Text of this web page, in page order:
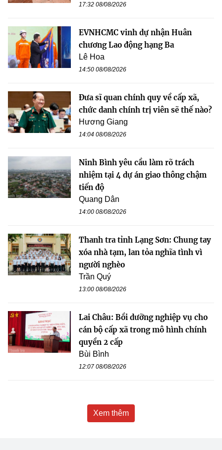
17:32 08/08/2026
EVNHCMC vinh dự nhận Huân
chương Lao động hạng Ba
Lê Hoa
14:50 08/08/2026
Đưa sĩ quan chính quy về cấp xã,
chức danh chính trị viên sẽ thế nào?
Hương Giang
14:04 08/08/2026
Ninh Bình yêu cầu làm rõ trách
nhiệm tại 4 dự án giao thông chậm
tiến độ
Quang Dân
14:00 08/08/2026
Thanh tra tỉnh Lạng Sơn: Chung tay
xóa nhà tạm, lan tỏa nghĩa tình vì
người nghèo
Trần Quý
13:00 08/08/2026
Lai Châu: Bồi dưỡng nghiệp vụ cho
cán bộ cấp xã trong mô hình chính
quyền 2 cấp
Bùi Bình
12:07 08/08/2026
Xem thêm